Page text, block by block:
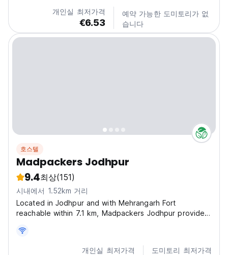
통 건축과 따뜻한 환대로 둘러싸여 시간을 거슬러 올라가는
상상을 해보세요. 전통에 뿌리를 두고 있지만 편안한 숙박을
보장하기 위해 현대적인 편안함을 제공합니다. 조드푸르의
번화한 시장과 역사적인 유적지를 탐험하고 아늑하고 세련
개인실 최저가격
€6.53
예약 가능한 도미토리가 없
습니다
호스텔
Madpackers Jodhpur
9.4최상(151)
시내에서 1.52km 거리
Located in Jodhpur and with Mehrangarh Fort
reachable within 7.1 km, Madpackers Jodhpur provides
property and a shared lounge. At the hostel, every
room is fitted with a private bathroom with a shower....
개인실 최저가격 도미토리 최저가격